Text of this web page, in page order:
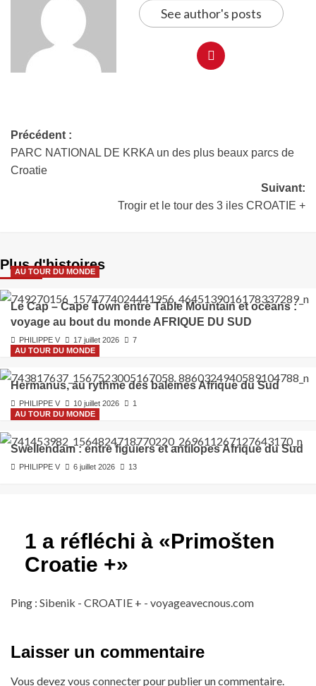
See author's posts
Précédent :
PARC NATIONAL DE KRKA un des plus beaux parcs de
Croatie
Suivant:
Trogir et le tour des 3 iles CROATIE +
Plus d'histoires
AU TOUR DU MONDE
Le Cap – Cape Town entre Table Mountain et océans :
voyage au bout du monde AFRIQUE DU SUD
PHILIPPE V 17 juillet 2026
7
AU TOUR DU MONDE
Hermanus, au rythme des baleines Afrique du Sud
PHILIPPE V 10 juillet 2026
1
AU TOUR DU MONDE
Swellendam : entre figuiers et antilopes Afrique du Sud
PHILIPPE V 6 juillet 2026 13
1 a réfléchi à «Primošten
Croatie +»
Ping : Sibenik - CROATIE + - voyageavecnous.com
Laisser un commentaire
Vous devezvous connecterpour publier un commentaire.